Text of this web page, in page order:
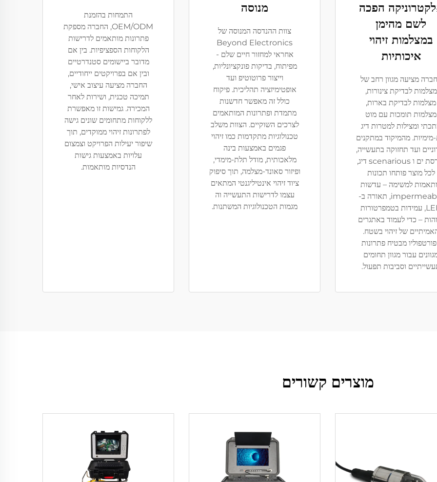
הפכה
לשם מהימן
במצלמות זיהוי
איכותיות
מציעה מגוון רחב של
מצלמות לבדיקת צינורות,
מצלמות לבדיקת בארות,
מצלמות תומכות עם מוט
ומצילות למטרות דיג
מהמיקוד במתקנים
ועד תחזוקה בתעשייה,
הנדסת ים ו scenarious דיג,
לכל מוצר פותחו תכונות
למשימה – עדשות
impermeable, תאורה ב-
LED, עמידות בטמפרטורות
– כדי לעמוד באתגרים
של זיהוי בשטח.
מבטיח פתרונות
עבור מגוון תחומים
וסביבות תפעול.
מנוסה
צוות ההנדסה המנוסה של
Beyond Electronics
אחראי למחזור חיים שלם -
מפיתוח, בדיקות פונקציונליות,
וייצור פרוטוטיפ ועד
אופטימיזציה תהליכית. פיקוח
כולל זה מאפשר חדשנות
מתמדת ופתרונות המותאמים
לצרכים השוקיים. הצוות משלב
טכנולוגיות מתקדמות כמו זיהוי
פגמים באמצעות בינה
מלאכותית, מודל תלת-מימדי,
ופיזור סאונד-מצלמה, תוך סיפוק
ציוד זיהוי אינטיליגנטי המתאים
עצמו לדרישות התעשייה וה
מגמות הטכנולוגיות המשתנות.
התמחות בהזמנת
OEM/ODM, החברה מספקת
פתרונות מותאמים לדרישות
הלקוחות הספציפיות. בין אם
מדובר ביישומים סטנדרטיים
ובין אם בפרויקטים ייחודיים,
החברה מציעה עיצוב אישי,
תמיכה טכנית, ושירות לאחר
המכירה. גמישות זו מאפשרת
ללקוחות מתחומים שונים גישה
לפתרונות זיהוי ממוקדים, תוך
שיפור יעילות הפרויקט וצמצום
עלויות באמצעות גישות
הנדסיות מותאמות.
מוצרים קשורים